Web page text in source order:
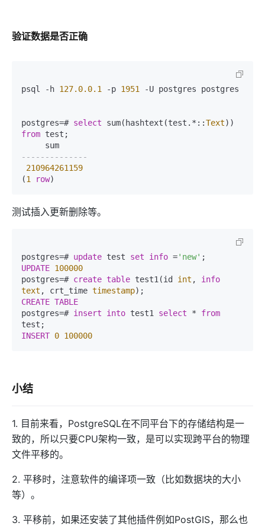
验证数据是否正确
psql -h 127.0.0.1 -p 1951 -U postgres postgres
postgres=# select sum(hashtext(test.*::Text
from test;
--------------
210964261159
(1 row
测试插入更新删除等。
postgres=# update test set info ='new'
UPDATE 100000
postgres=# create table test1(id int , info
text , crt_time timestamp
CREATE TABLE
postgres=# insert into test1 select * from
INSERT 0 100000
小结
1. 目前来看，PostgreSQL在不同平台下的存储结构是一
致的，所以只要CPU架构一致，是可以实现跨平台的物理
文件平移的。
2. 平移时，注意软件的编译项一致（比如数据块的大小
等）。
3. 平移前，如果还安装了其他插件例如PostGIS，那么也